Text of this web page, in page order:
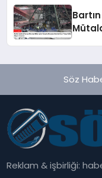
Söz
Reklam & işbirliği: